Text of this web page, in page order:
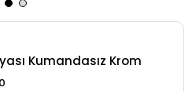
Kumandasız Krom